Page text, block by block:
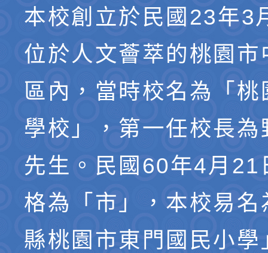
本校創立於民國23年3
位於人文薈萃的桃園市
區內，當時校名為「桃
學校」，第一任校長為
先生。民國60年4月21
格為「市」，本校易名
縣桃園市東門國民小學